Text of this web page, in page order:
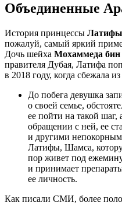
Объединенные
История принцессы
пожалуй, самый яркий
Дочь шейха Мохаммеда
правителя Дубая, Латифа
в 2018 году, когда сбежала
До побега девушка
о своей семье,
ее пойти на такой шаг,
обращении с ней, ее
и другими
Латифы, Шамса,
пор живет под
и принимает
ее личность.
Как писали СМИ, более